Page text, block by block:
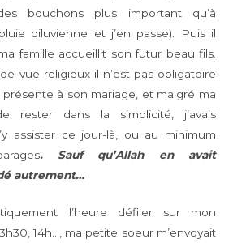
bouchons plus important qu’à
diluvienne et j’en passe). Puis il
famille accueillit son futur beau fils.
vue religieux il n’est pas obligatoire
présente à son mariage, et malgré ma
rester dans la simplicité, j’avais
assister ce jour-là, ou au minimum
. Sauf qu’Allah en avait
autrement…
l’heure défiler sur mon
14h…, ma petite soeur m’envoyait